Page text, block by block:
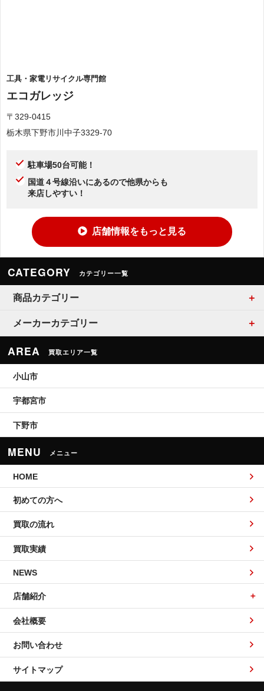
工具・家電リサイクル専門館
エコガレッジ
〒329-0415
栃木県下野市川中子3329-70
駐車場50台可能！
国道４号線沿いにあるので他県からも
来店しやすい！
店舗情報をもっと見る
CATEGORY カテゴリー一覧
商品カテゴリー
メーカーカテゴリー
AREA 買取エリア一覧
小山市
宇都宮市
下野市
MENU メニュー
HOME
初めての方へ
買取の流れ
買取実績
NEWS
店舗紹介
会社概要
お問い合わせ
サイトマップ